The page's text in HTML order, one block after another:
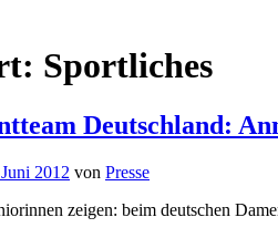
Sportliches
Deutschland:
2012 von Presse
zeigen: beim deutschen